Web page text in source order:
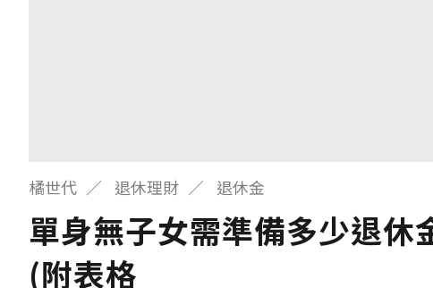
橘世代 退休理財 退休金
單身無子女需準備多少退
(附表格